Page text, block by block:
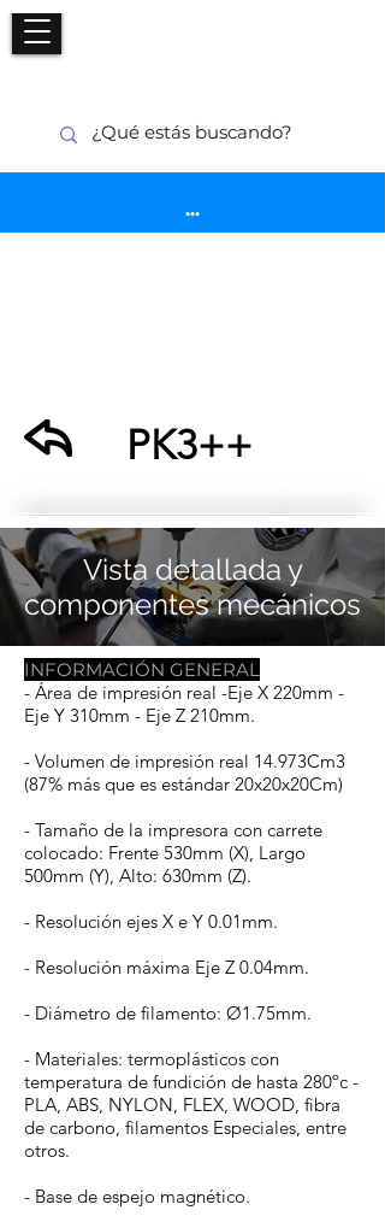
...
PK3++
Vista detallada y
componentes mecánicos
INFORMACIÓN GENERAL
- Área de impresión real -Eje X 220mm -
Eje Y 310mm - Eje Z 210mm.
- Volumen de impresión real 14.973Cm3
(87% más que es estándar 20x20x20Cm)
- Tamaño de la impresora con carrete
colocado: Frente 530mm (X), Largo
500mm (Y), Alto: 630mm (Z).
- Resolución ejes X e Y 0.01mm.
- Resolución máxima Eje Z 0.04mm.
- Diámetro de filamento: Ø1.75mm.
- Materiales: termoplásticos con
temperatura de fundición de hasta 280ºc -
PLA, ABS, NYLON, FLEX, WOOD, fibra
de carbono, filamentos Especiales, entre
otros.
- Base de espejo magnético.